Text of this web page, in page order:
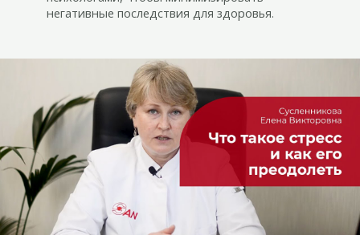
негативные последствия для здоровья.